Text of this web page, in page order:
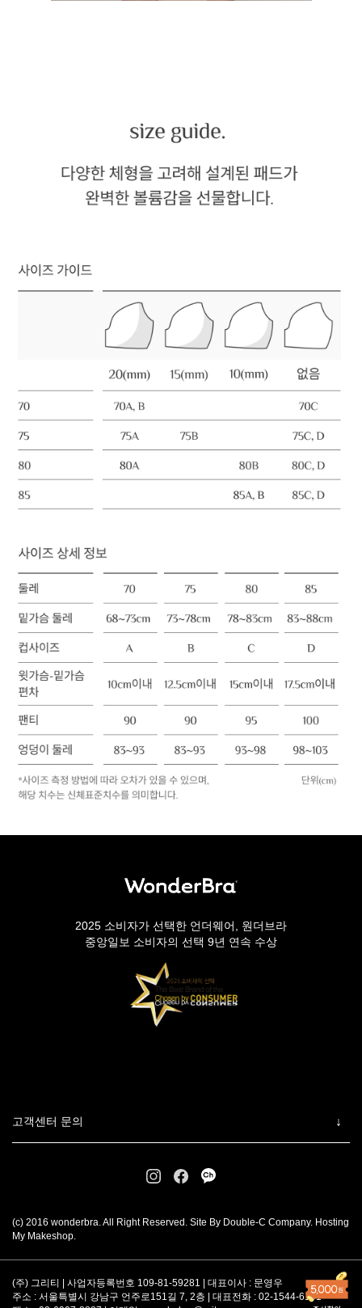
2025 소비자가 선택한 언더웨어, 원더브라
중앙일보 소비자의 선택 9년 연속 수상
고객센터 문의
(c) 2016 wonderbra. All Right Reserved. Site By Double-C Company. Hosting
My Makeshop.
(주) 그리티 | 사업자등록번호 109-81-59281 | 대표이사 : 문영우
주소 : 서울특별시 강남구 언주로151길 7, 2층 | 대표전화 : 02-1544-6101